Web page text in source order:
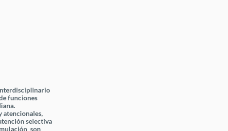
funciones
atencionales,
selectiva
son